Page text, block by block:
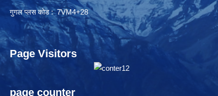
गुगल प्लस कोड : 7VM4+28
Page Visitors
page counter